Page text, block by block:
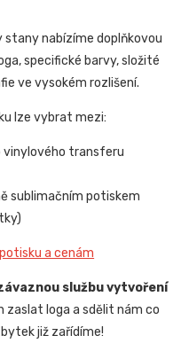
stany nabízíme doplňkovou
specifické barvy, složité
ve vysokém rozlišení.
lze vybrat mezi:
vinylového transferu
sublimačním potiskem
a cenám
službu vytvoření
zaslat loga a sdělit nám co
již zařídíme!